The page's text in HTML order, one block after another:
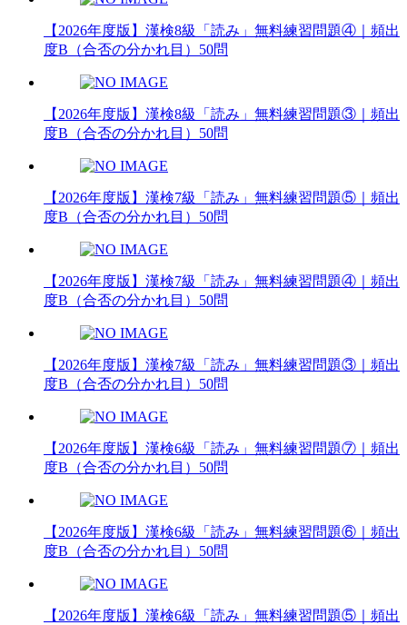
【2026年度版】漢検8級「読み」無料練習問題④｜頻出
度B（合否の分かれ目）50問
【2026年度版】漢検8級「読み」無料練習問題③｜頻出
度B（合否の分かれ目）50問
【2026年度版】漢検7級「読み」無料練習問題⑤｜頻出
度B（合否の分かれ目）50問
【2026年度版】漢検7級「読み」無料練習問題④｜頻出
度B（合否の分かれ目）50問
【2026年度版】漢検7級「読み」無料練習問題③｜頻出
度B（合否の分かれ目）50問
【2026年度版】漢検6級「読み」無料練習問題⑦｜頻出
度B（合否の分かれ目）50問
【2026年度版】漢検6級「読み」無料練習問題⑥｜頻出
度B（合否の分かれ目）50問
【2026年度版】漢検6級「読み」無料練習問題⑤｜頻出